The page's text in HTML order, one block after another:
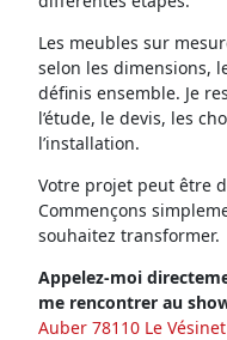
Les meubles sur
selon les dimensions,
définis ensemble. Je
l’étude, le devis, les
l’installation.
Votre projet peut être
Commençons
souhaitez transformer.
Appelez-moi
me rencontrer au
Auber 78110 Le Vésinet